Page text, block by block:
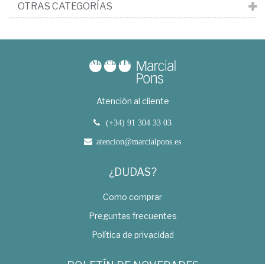
OTRAS CATEGORÍAS
Atención al cliente
(+34) 91 304 33 03
atencion@marcialpons.es
¿DUDAS?
Como comprar
Preguntas frecuentes
Política de privacidad